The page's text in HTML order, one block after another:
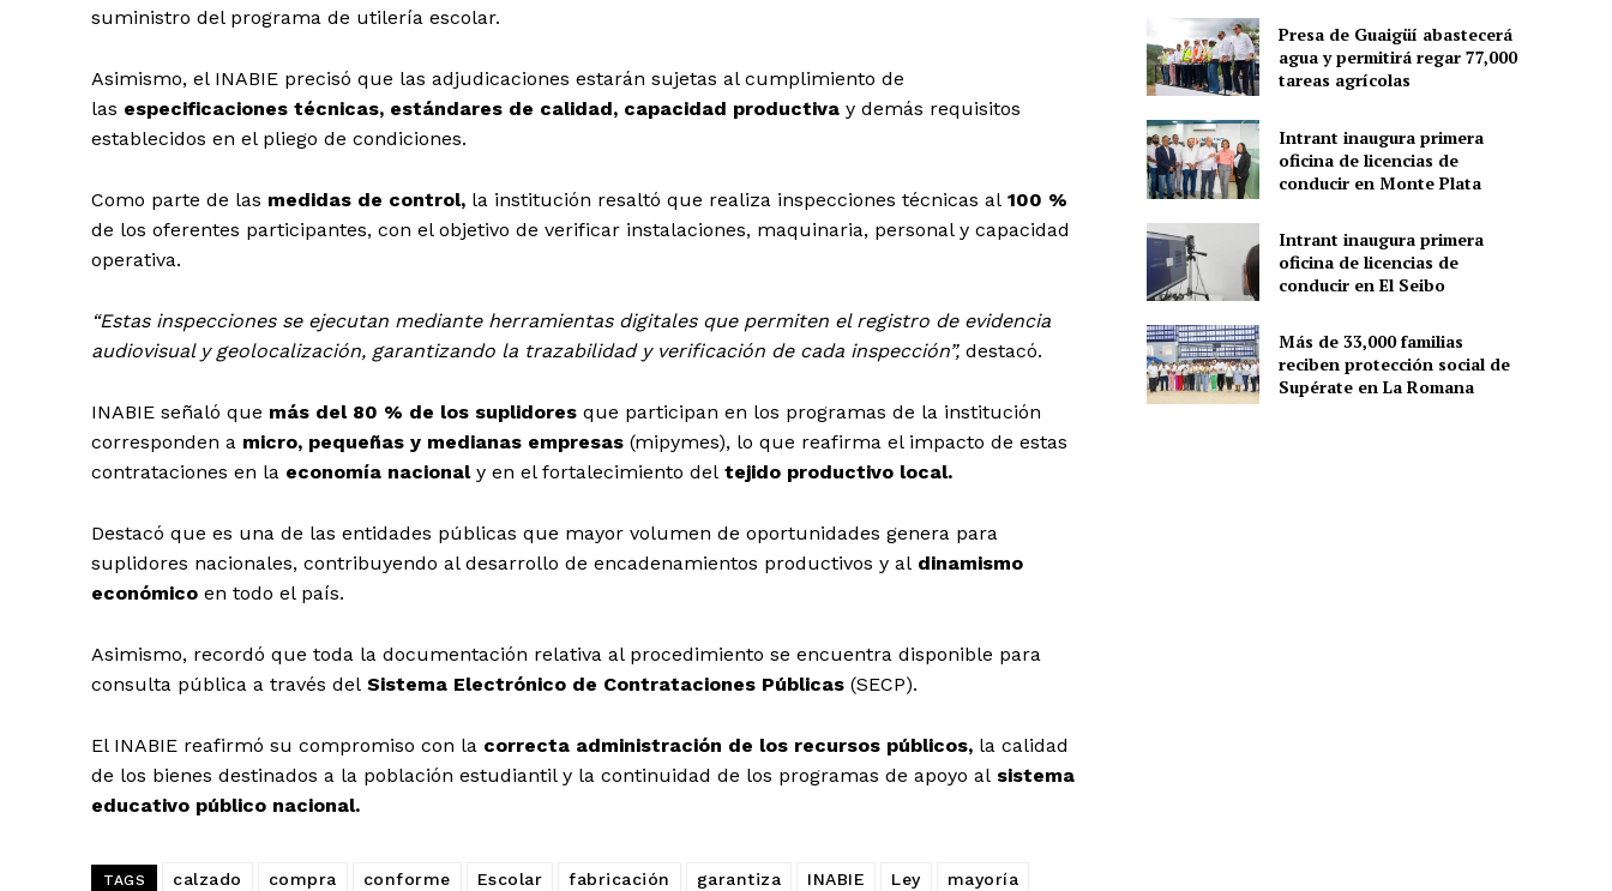
suministro del programa de utilería escolar.
Asimismo, el INABIE precisó que las adjudicaciones estarán sujetas al cumplimiento de
las especificaciones técnicas, estándares de calidad, capacidad productiva y demás requisitos
establecidos en el pliego de condiciones.
Como parte de las medidas de control, la institución resaltó que realiza inspecciones técnicas al 100 %
de los oferentes participantes, con el objetivo de verificar instalaciones, maquinaria, personal y capacidad
operativa.
“Estas inspecciones se ejecutan mediante herramientas digitales que permiten el registro de evidencia
audiovisual y geolocalización, garantizando la trazabilidad y verificación de cada inspección”, destacó.
INABIE señaló que más del 80 % de los suplidores que participan en los programas de la institución
corresponden a micro, pequeñas y medianas empresas (mipymes), lo que reafirma el impacto de estas
contrataciones en la economía nacionaly en el fortalecimiento del tejido productivo local.
Destacó que es una de las entidades públicas que mayor volumen de oportunidades genera para
suplidores nacionales, contribuyendo al desarrollo de encadenamientos productivos y al dinamismo
económico en todo el país.
Asimismo, recordó que toda la documentación relativa al procedimiento se encuentra disponible para
consulta pública a través del Sistema Electrónico de Contrataciones Públicas (SECP).
El INABIE reafirmó su compromiso con la correcta administración de los recursos públicos, la calidad
de los bienes destinados a la población estudiantil y la continuidad de los programas de apoyo al sistema
educativo público nacional.
TAGS calzado compra conforme Escolar fabricación garantiza INABIE Ley
mayoría
Presa de Guaigüí abastecerá
agua y permitirá regar 77,000
tareas agrícolas
Intrant inaugura primera
oficina de licencias de
conducir en Monte Plata
Intrant inaugura primera
oficina de licencias de
conducir en El Seibo
Más de 33,000 familias
reciben protección social de
Supérate en La Romana